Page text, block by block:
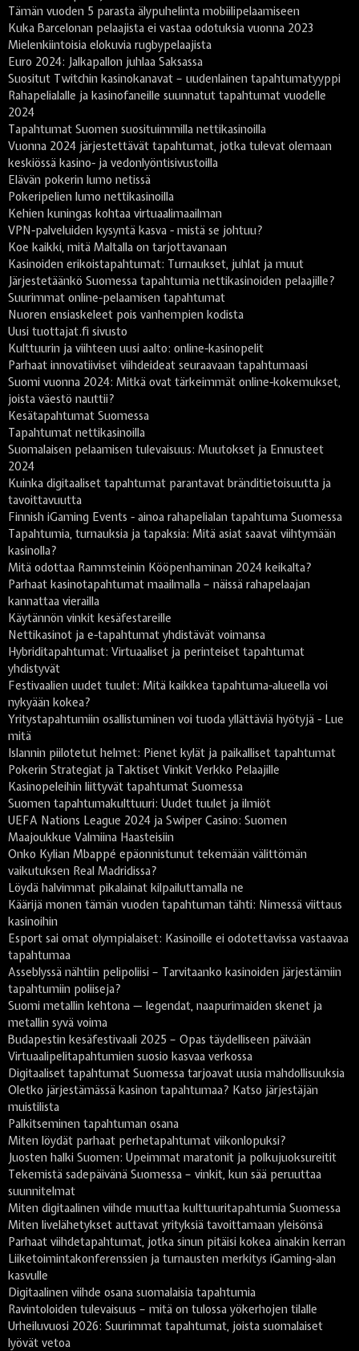
Tämän vuoden 5 parasta älypuhelinta mobiilipelaamiseen
Kuka Barcelonan pelaajista ei vastaa odotuksia vuonna 2023
Mielenkiintoisia elokuvia rugbypelaajista
Euro 2024: Jalkapallon juhlaa Saksassa
Suositut Twitchin kasinokanavat – uudenlainen tapahtumatyyppi
Rahapelialalle ja kasinofaneille suunnatut tapahtumat vuodelle
2024
Tapahtumat Suomen suosituimmilla nettikasinoilla
Vuonna 2024 järjestettävät tapahtumat, jotka tulevat olemaan
keskiössä kasino- ja vedonlyöntisivustoilla
Elävän pokerin lumo netissä
Pokeripelien lumo nettikasinoilla
Kehien kuningas kohtaa virtuaalimaailman
VPN-palveluiden kysyntä kasva - mistä se johtuu?
Koe kaikki, mitä Maltalla on tarjottavanaan
Kasinoiden erikoistapahtumat: Turnaukset, juhlat ja muut
Järjestetäänkö Suomessa tapahtumia nettikasinoiden pelaajille?
Suurimmat online-pelaamisen tapahtumat
Nuoren ensiaskeleet pois vanhempien kodista
Uusi tuottajat.fi sivusto
Kulttuurin ja viihteen uusi aalto: online-kasinopelit
Parhaat innovatiiviset viihdeideat seuraavaan tapahtumaasi
Suomi vuonna 2024: Mitkä ovat tärkeimmät online-kokemukset,
joista väestö nauttii?
Kesätapahtumat Suomessa
Tapahtumat nettikasinoilla
Suomalaisen pelaamisen tulevaisuus: Muutokset ja Ennusteet
2024
Kuinka digitaaliset tapahtumat parantavat bränditietoisuutta ja
tavoittavuutta
Finnish iGaming Events - ainoa rahapelialan tapahtuma Suomessa
Tapahtumia, turnauksia ja tapaksia: Mitä asiat saavat viihtymään
kasinolla?
Mitä odottaa Rammsteinin Kööpenhaminan 2024 keikalta?
Parhaat kasinotapahtumat maailmalla – näissä rahapelaajan
kannattaa vierailla
Käytännön vinkit kesäfestareille
Nettikasinot ja e-tapahtumat yhdistävät voimansa
Hybriditapahtumat: Virtuaaliset ja perinteiset tapahtumat
yhdistyvät
Festivaalien uudet tuulet: Mitä kaikkea tapahtuma-alueella voi
nykyään kokea?
Yritystapahtumiin osallistuminen voi tuoda yllättäviä hyötyjä - Lue
mitä
Islannin piilotetut helmet: Pienet kylät ja paikalliset tapahtumat
Pokerin Strategiat ja Taktiset Vinkit Verkko Pelaajille
Kasinopeleihin liittyvät tapahtumat Suomessa
Suomen tapahtumakulttuuri: Uudet tuulet ja ilmiöt
UEFA Nations League 2024 ja Swiper Casino: Suomen
Maajoukkue Valmiina Haasteisiin
Onko Kylian Mbappé epäonnistunut tekemään välittömän
vaikutuksen Real Madridissa?
Löydä halvimmat pikalainat kilpailuttamalla ne
Käärijä monen tämän vuoden tapahtuman tähti: Nimessä viittaus
kasinoihin
Esport sai omat olympialaiset: Kasinoille ei odotettavissa vastaavaa
tapahtumaa
Asseblyssä nähtiin pelipoliisi – Tarvitaanko kasinoiden järjestämiin
tapahtumiin poliiseja?
Suomi metallin kehtona — legendat, naapurimaiden skenet ja
metallin syvä voima
Budapestin kesäfestivaali 2025 – Opas täydelliseen päivään
Virtuaalipelitapahtumien suosio kasvaa verkossa
Digitaaliset tapahtumat Suomessa tarjoavat uusia mahdollisuuksia
Oletko järjestämässä kasinon tapahtumaa? Katso järjestäjän
muistilista
Palkitseminen tapahtuman osana
Miten löydät parhaat perhetapahtumat viikonlopuksi?
Juosten halki Suomen: Upeimmat maratonit ja polkujuoksureitit
Tekemistä sadepäivänä Suomessa – vinkit, kun sää peruuttaa
suunnitelmat
Miten digitaalinen viihde muuttaa kulttuuritapahtumia Suomessa
Miten livelähetykset auttavat yrityksiä tavoittamaan yleisönsä
Parhaat viihdetapahtumat, jotka sinun pitäisi kokea ainakin kerran
Liiketoimintakonferenssien ja turnausten merkitys iGaming-alan
kasvulle
Digitaalinen viihde osana suomalaisia tapahtumia
Ravintoloiden tulevaisuus – mitä on tulossa yökerhojen tilalle
Urheiluvuosi 2026: Suurimmat tapahtumat, joista suomalaiset
lyövät vetoa